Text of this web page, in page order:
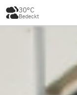
30°C
Bedeckt